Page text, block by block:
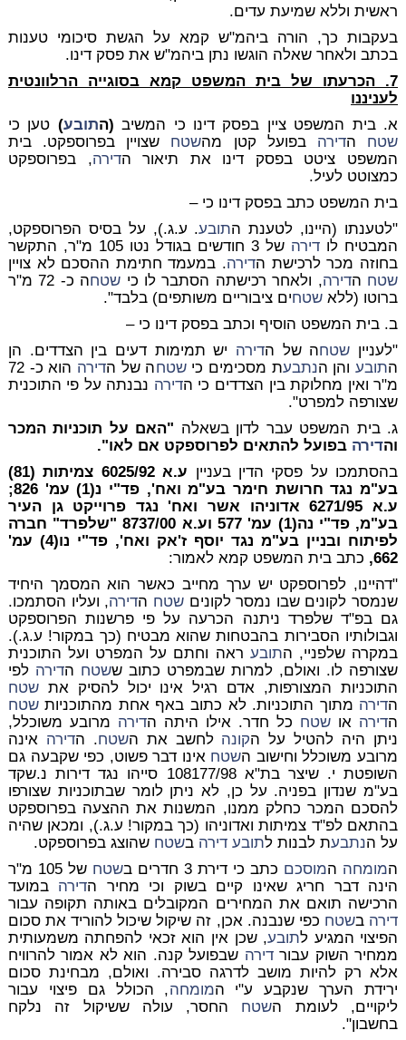
ראשית וללא שמיעת עדים.
בעקבות כך, הורה ביהמ"ש קמא על הגשת סיכומי טענות
בכתב ולאחר שאלה הוגשו נתן ביהמ"ש את פסק דינו.
7. הכרעתו של בית המשפט קמא בסוגייה הרלוונטית
לעניננו
א. בית המשפט ציין בפסק דינו כי המשיב (התובע) טען כי
שטח הדירה בפועל קטן מהשטח שצויין בפרוספקט. בית
המשפט ציטט בפסק דינו את תיאור הדירה, בפרוספקט
כמצוטט לעיל.
בית המשפט כתב בפסק דינו כי –
"לטענתו (היינו, לטענת התובע. ע.ג.), על בסיס הפרוספקט,
המבטיח לו דירה
של 3 חודשים בגודל נטו 105 מ"ר, התקשר
בחוזה מכר לרכישת הדירה. במעמד חתימת ההסכם לא צויין
שטח הדירה, ולאחר רכישתה הסתבר לו כי שטח
ה כ- 72 מ"ר
ברוטו (ללא שטחים ציבוריים משותפים) בלבד".
ב. בית המשפט הוסיף וכתב בפסק דינו כי –
"לעניין שטחה של הדירה יש תמימות דעים בין הצדדים. הן
התובעוהן הנתבעת מסכימים כישטחה של הדירה
הוא כ- 72
מ"ר ואין מחלוקת בין הצדדים כי הדירה נבנתה על פי התוכנית
שצורפה למפרט".
ג. בית המשפט עבר לדון בשאלה "האם על תוכניות המכר
והדירה בפועל להתאים לפרוספקט אם לאו".
בהסתמכו על פסקי הדין בעניין
ע.א 6025/92 צמיתות (81)
בע"מ נגד חרושת חימר בע"מ ואח', פד"י נ(1) עמ' 826;
ע.א 6271/95 אדוניהו אשר ואח' נגד פרוייקט גן העיר
בע"מ, פד"י נה(1) עמ' 577 וע.א 8737/00 "שלפרד" חברה
לפיתוח ובניין בע"מ נגד יוסף ז'אק ואח', פד"י נו(4) עמ'
662, כתב בית המשפט קמא לאמור:
"דהיינו, לפרוספקט יש ערך מחייב כאשר הוא המסמך היחיד
שנמסר לקונים שבו נמסר לקוניםשטח הדירה, ועליו הסתמכו.
גם בפ"ד שלפרד ניתנה הכרעה על פי פרשנות הפרוספקט
וגבולותיו הסבירות בהבטחות שהוא מבטיח (כך במקור! ע.ג.).
במקרה שלפניי, התובע ראה וחתם על המפרט ועל התוכנית
שצורפה לו. ואולם, למרות שבמפרט כתוב ששטח הדירה לפי
התוכניות המצורפות, אדם רגיל אינו יכול להסיק אתשטח
הדירה מתוך התוכניות. לא כתוב באף אחת מהתוכניותשטח
הדירה או שטח כל חדר. אילו היתה הדירה מרובע משוכלל,
ניתן היה להטיל על הקונה לחשב את השטח. הדירה אינה
מרובע משוכלל וחישוב השטח אינו דבר פשוט, כפי שקבעה גם
השופטת י. שיצר בת"א 108177/98 סייהו נגד דירות נ.שקד
בע"מ שנדון בפניה. על כן, לא ניתן לומר שבתוכניות שצורפו
להסכם המכר כחלק ממנו, המשנות את ההצעה בפרוספקט
בהתאם לפ"ד צמיתות ואדוניהו (כך במקור! ע.ג.), ומכאן שהיה
על הנתבעת לבנות לתובע דירה בשטח שהוצג בפרוספקט.
המומחה המוסכם כתב כי דירת 3 חדרים ב שטח
של 105 מ"ר
הינה דבר חריג שאינו קיים בשוק וכי מחיר הדירה במועד
הרכישה תואם את המחירים המקובלים באותה תקופה עבור
דירה בשטח כפי שנבנה. אכן, זה שיקול שיכול להוריד את סכום
הפיצוי המגיע לתובע, שכן אין הוא זכאי להפחתה משמעותית
ממחיר השוק עבורדירה שבפועל קנה. הוא לא אמור להרוויח
אלא רק להיות מושב לדרגה סבירה. ואולם, מבחינת סכום
ירידת הערך שנקבע ע"י המומחה, הכולל גם פיצוי עבור
ליקויים, לעומת השטח החסר, עולה ששיקול זה נלקח
בחשבון".